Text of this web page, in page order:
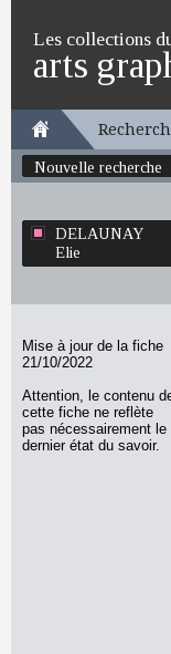
Les collections
arts
Nouvelle recherche
DELAUNAY
Elie
Mise à jour de la fiche
21/10/2022
Attention, le contenu
cette fiche ne reflète
pas nécessairement le
dernier état du savoir.